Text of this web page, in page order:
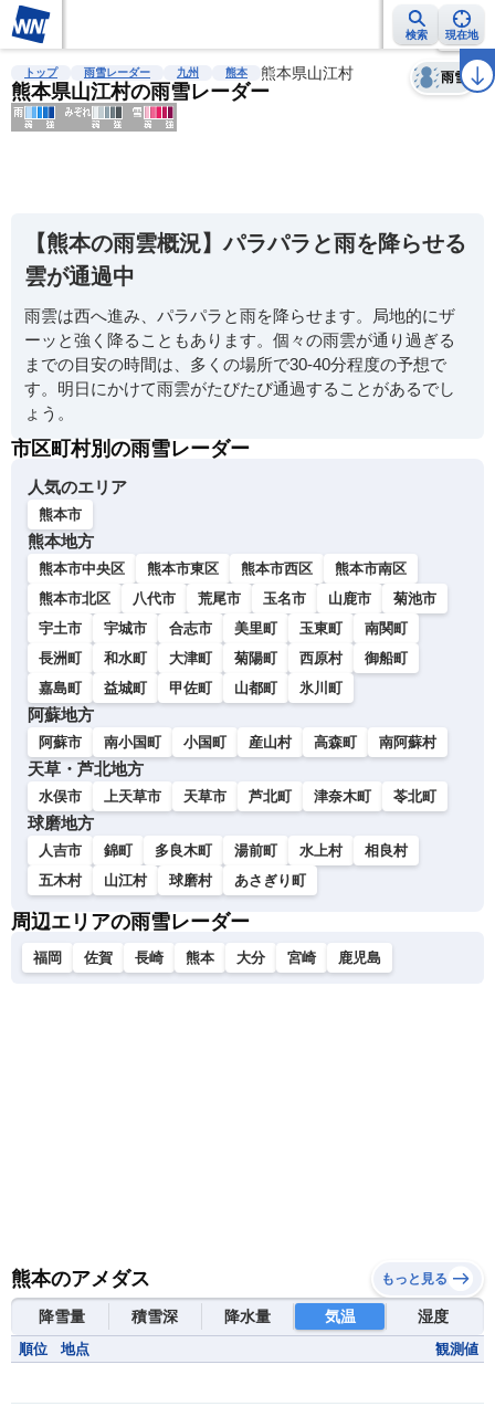
検索 現在地
雨雲レーダー 台風情報 地震情報 警報・注意報 2週間天気 ラ
トップ 雨雪レーダー 九州 熊本 熊本県山江村
熊本県山江村の雨雪レーダー
雨雪
天気 台風
【熊本の雨雲概況】パラパラと雨を降らせる
雲が通過中
雨雲は西へ進み、パラパラと雨を降らせます。局地的にザ
ーッと強く降ることもあります。個々の雨雲が通り過ぎる
までの目安の時間は、多くの場所で30-40分程度の予想で
す。明日にかけて雨雲がたびたび通過することがあるでし
ょう。
市区町村別の雨雪レーダー
人気のエリア
熊本市
熊本地方
熊本市中央区 熊本市東区 熊本市西区
熊本市南区
熊本市北区
八代市 荒尾市 玉名市 山鹿市
菊池市
宇土市
宇城市 合志市 美里町 玉東町
南関町
長洲町
和水町 大津町 菊陽町 西原村
御船町
嘉島町
益城町 甲佐町 山都町 氷川町
阿蘇地方
阿蘇市 南小国町 小国町 産山村 高森町 南阿蘇村
天草・芦北地方
水俣市 上天草市 天草市 芦北町 津奈木町 苓北町
球磨地方
人吉市 錦町 多良木町 湯前町 水上村
相良村
五木村
山江村 球磨村 あさぎり町
周辺エリアの雨雪レーダー
福岡 佐賀 長崎 熊本 大分 宮崎 鹿児島
熊本のアメダス もっと見る
降雪量 積雪深 降水量 気温 湿度
順位 地点 観測値